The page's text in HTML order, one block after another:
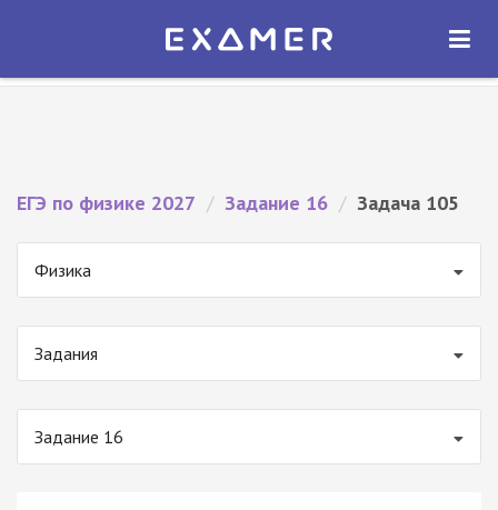
Экзамер — ЕГЭ 2027
ОТКРЫТЬ
ЕГЭ по физике 2027 / Задание 16 / Задача 105
Физика
Задания
Задание 16